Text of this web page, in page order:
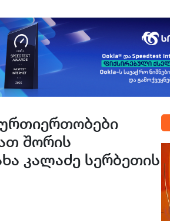
ურთიერთობები
შორის
კალაძე სერბეთის